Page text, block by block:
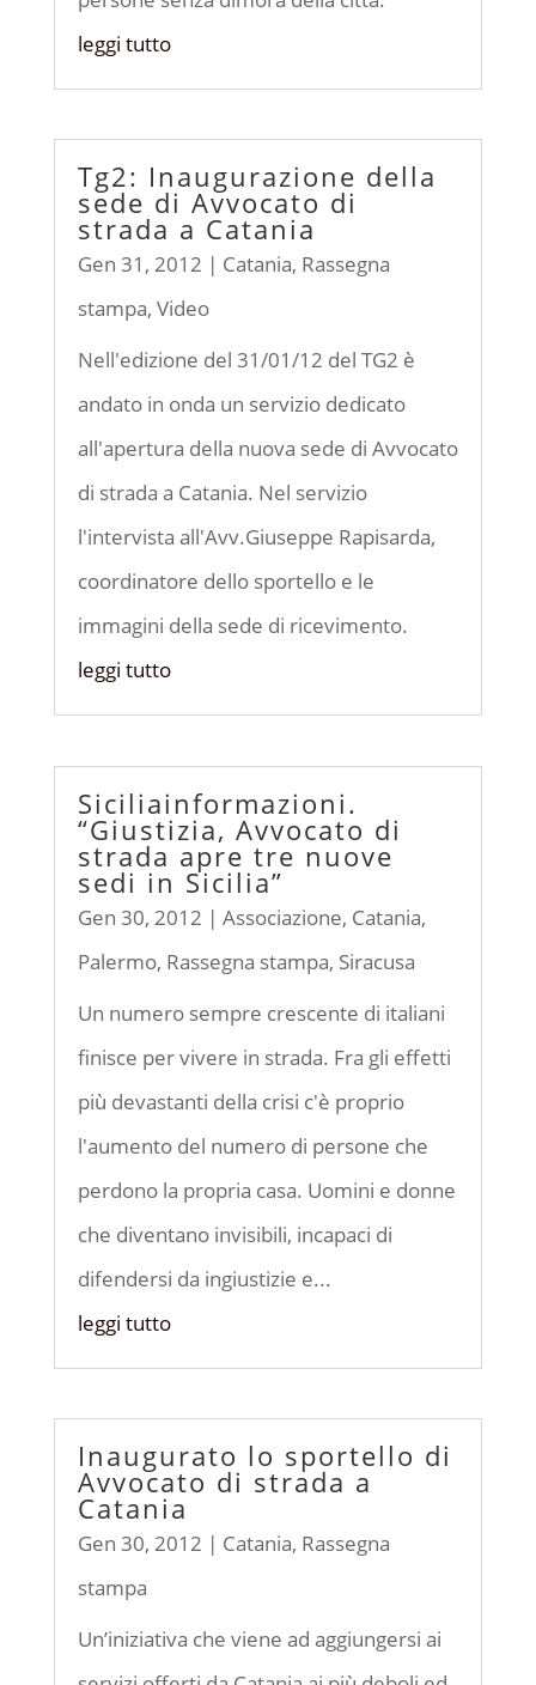
leggi tutto
Tg2: Inaugurazione della
sede di Avvocato di
strada a Catania
Gen 31, 2012 | Catania, Rassegna
stampa, Video
Nell'edizione del 31/01/12 del TG2 è
andato in onda un servizio dedicato
all'apertura della nuova sede di Avvocato
di strada a Catania. Nel servizio
l'intervista all'Avv.Giuseppe Rapisarda,
coordinatore dello sportello e le
immagini della sede di ricevimento.
leggi tutto
Siciliainformazioni.
“Giustizia, Avvocato di
strada apre tre nuove
sedi in Sicilia”
Gen 30, 2012 | Associazione, Catania,
Palermo, Rassegna stampa, Siracusa
Un numero sempre crescente di italiani
finisce per vivere in strada. Fra gli effetti
più devastanti della crisi c'è proprio
l'aumento del numero di persone che
perdono la propria casa. Uomini e donne
che diventano invisibili, incapaci di
difendersi da ingiustizie e...
leggi tutto
Inaugurato lo sportello di
Avvocato di strada a
Catania
Gen 30, 2012 | Catania, Rassegna
stampa
Un’iniziativa che viene ad aggiungersi ai